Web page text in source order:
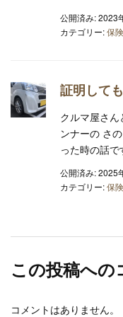
公開済み: 2023
カテゴリー:保
証明して
クルマ屋さ
ンナーの さ
った時の話で
公開済み: 2025
カテゴリー:保
この投稿への
コメントはありません。